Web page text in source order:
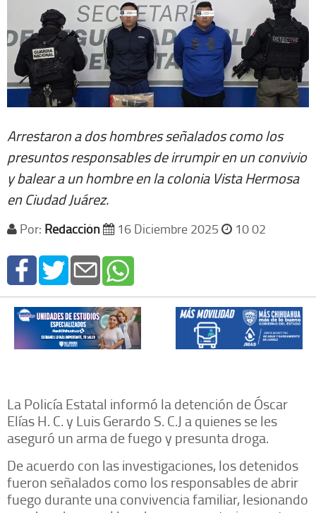
Arrestaron a dos hombres señalados como los
presuntos responsables de irrumpir en un convivio
y balear a un hombre en la colonia Vista Hermosa
en Ciudad Juárez.
Por: Redacción 16 Diciembre 2025 10 02
La Policía Estatal informó la detención de Óscar
Elías H. C. y Luis Gerardo S. C.J a quienes se les
aseguró un arma de fuego y presunta droga.
De acuerdo con las investigaciones, los detenidos
fueron señalados como los responsables de abrir
fuego durante una convivencia familiar, lesionando